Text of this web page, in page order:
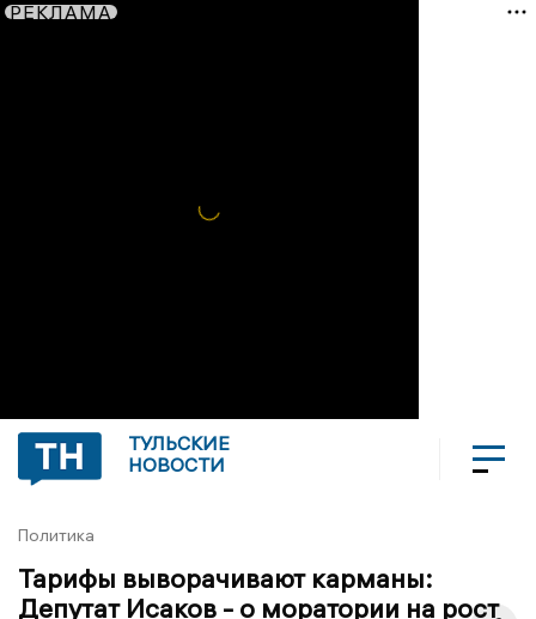
РЕКЛАМА
ТУЛЬСКИЕ
НОВОСТИ
Политика
Тарифы выворачивают карманы:
Депутат Исаков - о моратории на рост